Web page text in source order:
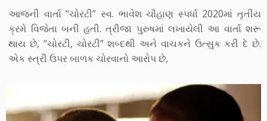
આજની વાર્તા “ચોરટી” સ્વ. ભાવેશ ચૌહાણ સ્પર્ધા 2020માં તૃતીય
ક્રમે વિજેતા બની હતી. ત્રીજા પુરુષમાં લખાયેલી આ વાર્તા શરૂ
થાય છે, “ચોરટી, ચોરટી” શબ્દથી અને વાચકને ઉત્સુક કરી દે છે.
એક સ્ત્રી ઉપર બાળક ચોરવાનો આરોપ છે,